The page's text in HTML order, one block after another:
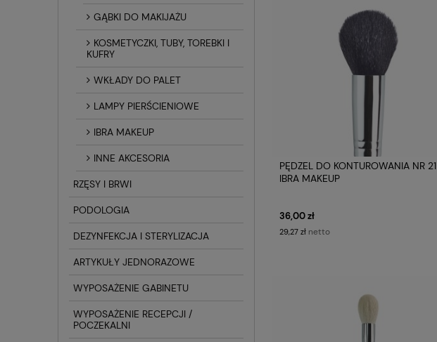
GĄBKI DO MAKIJAŻU
KOSMETYCZKI, TUBY, TOREBKI I
KUFRY
WKŁADY DO PALET
LAMPY PIERŚCIENIOWE
IBRA MAKEUP
INNE AKCESORIA
RZĘSY I BRWI
PODOLOGIA
DEZYNFEKCJA I STERYLIZACJA
ARTYKUŁY JEDNORAZOWE
WYPOSAŻENIE GABINETU
WYPOSAŻENIE RECEPCJI /
POCZEKALNI
PĘDZEL DO KONTUROWANIA NR 21
IBRA MAKEUP
36,00 zł
29,27 zł netto